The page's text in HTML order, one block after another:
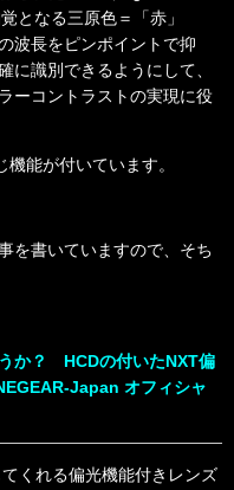
となる三原色＝「赤」
波長をピンポイントで抑
に識別できるようにして、
ーコントラストの実現に役
能が付いています。
を書いていますので、そち
か？ HCDの付いたNXT偏
Japan オフィシャ
くれる偏光機能付きレンズ